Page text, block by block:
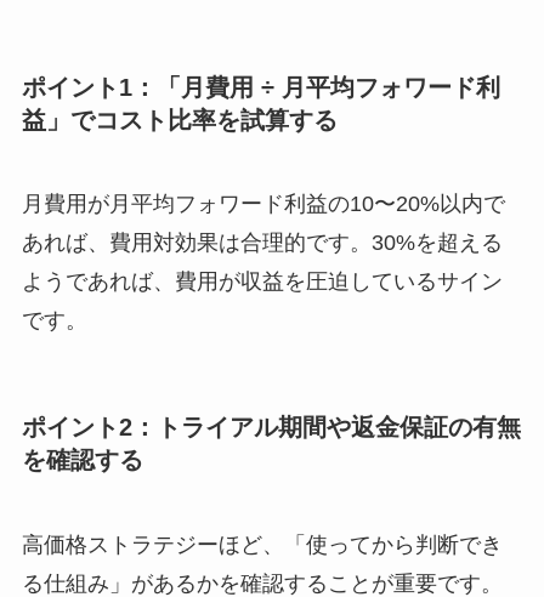
ポイント1：「月費用 ÷ 月平均フォワード利
益」でコスト比率を試算する
月費用が月平均フォワード利益の10〜20%以内で
あれば、費用対効果は合理的です。30%を超える
ようであれば、費用が収益を圧迫しているサイン
です。
ポイント2：トライアル期間や返金保証の有無
を確認する
高価格ストラテジーほど、「使ってから判断でき
る仕組み」があるかを確認することが重要です。